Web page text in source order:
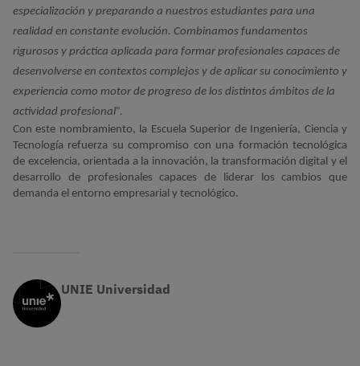
especialización y preparando a nuestros estudiantes para una
realidad en constante evolución. Combinamos fundamentos
rigurosos y práctica aplicada para formar profesionales capaces de
desenvolverse en contextos complejos y de aplicar su conocimiento y
experiencia como motor de progreso de los distintos ámbitos de la
actividad profesional”.
Con este nombramiento, la Escuela Superior de Ingeniería, Ciencia y
Tecnología refuerza su compromiso con una formación tecnológica
de excelencia, orientada a la innovación, la transformación digital y el
desarrollo de profesionales capaces de liderar los cambios que
demanda el entorno empresarial y tecnológico.
UNIE Universidad